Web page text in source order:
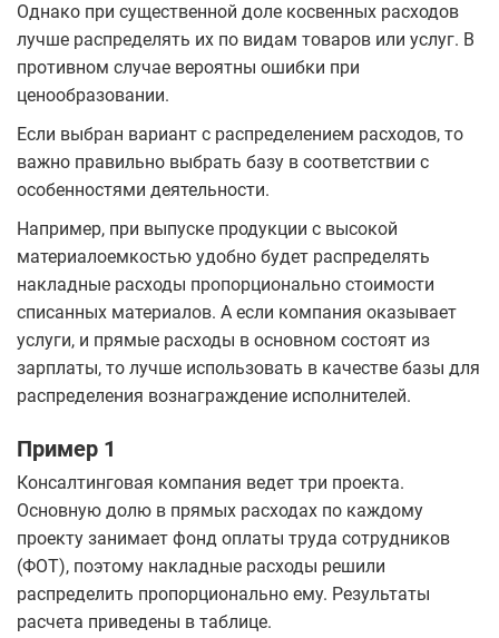
Однако при существенной доле косвенных расходов
лучше распределять их по видам товаров или услуг. В
противном случае вероятны ошибки при
ценообразовании.
Если выбран вариант с распределением расходов, то
важно правильно выбрать базу в соответствии с
особенностями деятельности.
Например, при выпуске продукции с высокой
материалоемкостью удобно будет распределять
накладные расходы пропорционально стоимости
списанных материалов. А если компания оказывает
услуги, и прямые расходы в основном состоят из
зарплаты, то лучше использовать в качестве базы для
распределения вознаграждение исполнителей.
Пример 1
Консалтинговая компания ведет три проекта.
Основную долю в прямых расходах по каждому
проекту занимает фонд оплаты труда сотрудников
(ФОТ), поэтому накладные расходы решили
распределить пропорционально ему. Результаты
расчета приведены в таблице.